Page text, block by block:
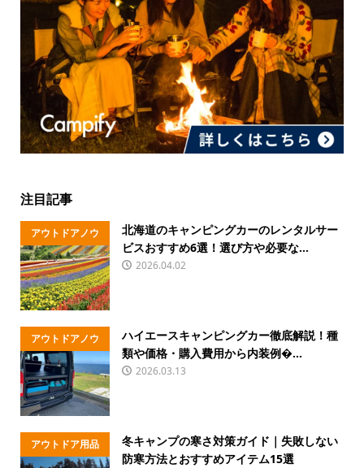
注目記事
アウトドアノウ
ハウ
北海道のキャンピングカーのレンタルサー
ビスおすすめ6選！選び方や必要な...
2026.04.02
アウトドアノウ
ハウ
ハイエースキャンピングカー徹底解説！種
類や価格・購入費用から内装例�...
2026.03.13
アウトドア用品
冬キャンプの寒さ対策ガイド｜失敗しない
防寒方法とおすすめアイテム15選